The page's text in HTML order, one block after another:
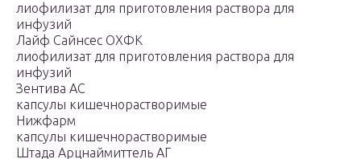
лиофилизат для приготовления раствора для
инфузий
Лайф Сайнсес ОХФК
лиофилизат для приготовления раствора для
инфузий
Зентива АС
капсулы кишечнорастворимые
Нижфарм
капсулы кишечнорастворимые
Штада Арцнаймиттель АГ